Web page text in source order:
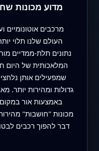
מדוע מכונות
מרכבים אוטונומיים
העולם שלנו תלוי
נתונים תלת‑ממדיים
המלאכותית של היום
שמפעילים אותן
גדולות ומהירות יותר.
מכונות "חושבות"
דבר להפוך רכבים